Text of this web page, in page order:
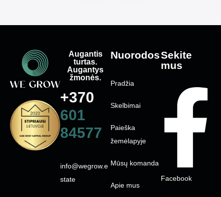
Nuorodos
Pradžia
Skelbimai
Paieška
žemėlapyje
Mūsų komanda
Apie mus
Sekite
mus
Facebook
Augantis
turtas.
Augantys
žmonės.
+370
601
84577
info@wegrow.e
state